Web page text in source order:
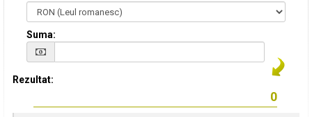
Suma:
Rezultat: